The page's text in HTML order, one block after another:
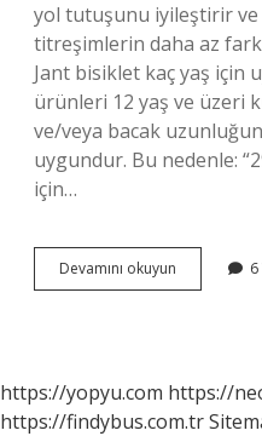
yol tutuşunu iyileştirir
titreşimlerin daha az fark
Jant bisiklet kaç yaş için
ürünleri 12 yaş ve üzeri
ve/veya bacak
uygundur. Bu nedenle:
için…
Devamını okuyun
Jant
Uygundur
https://yopyu.com https://
https://findybus.com.tr